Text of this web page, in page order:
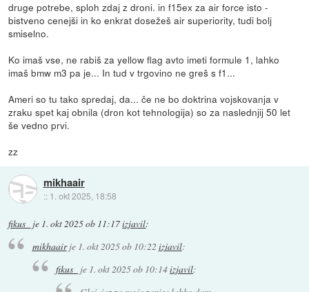
druge potrebe, sploh zdaj z droni. in f15ex za air force isto -
bistveno cenejši in ko enkrat dosežeš air superiority, tudi bolj
smiselno.
Ko imaš vse, ne rabiš za yellow flag avto imeti formule 1, lahko
imaš bmw m3 pa je... In tud v trgovino ne greš s f1...
Ameri so tu tako spredaj, da... če ne bo doktrina vojskovanja v
zraku spet kaj obnila (dron kot tehnologija) so za naslednjij 50 let
še vedno prvi.
zz
mikhaair
:: 1. okt 2025, 18:58
fikus_ je 1. okt 2025 ob 11:17izjavil:
mikhaairje 1. okt 2025 ob 10:22 izjavil:
fikus_ je 1. okt 2025 ob 10:14izjavil: